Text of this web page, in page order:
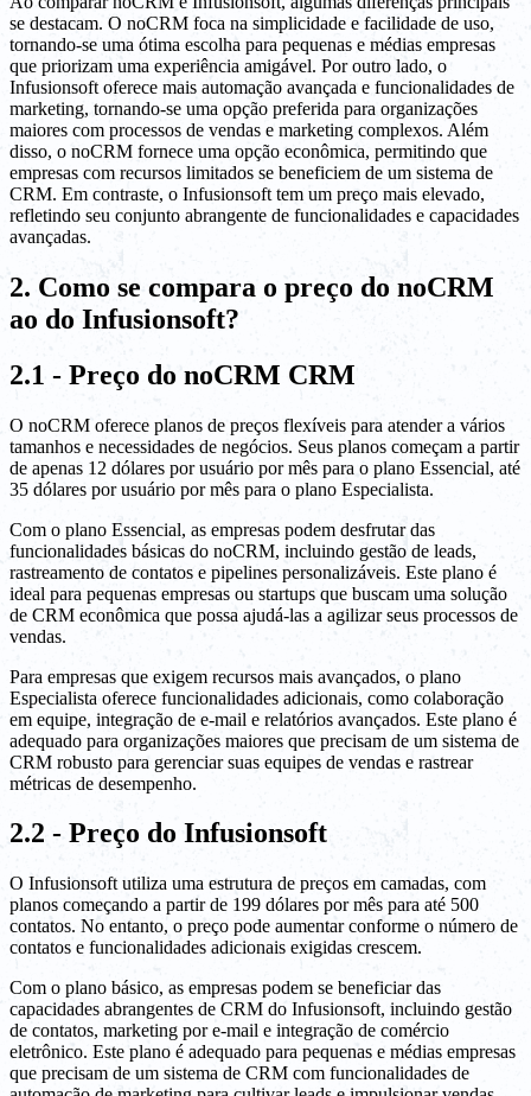
se destacam. O noCRM foca na simplicidade e facilidade de uso,
tornando-se uma ótima escolha para pequenas e médias empresas
que priorizam uma experiência amigável. Por outro lado, o
Infusionsoft oferece mais automação avançada e funcionalidades de
marketing, tornando-se uma opção preferida para organizações
maiores com processos de vendas e marketing complexos. Além
disso, o noCRM fornece uma opção econômica, permitindo que
empresas com recursos limitados se beneficiem de um sistema de
CRM. Em contraste, o Infusionsoft tem um preço mais elevado,
refletindo seu conjunto abrangente de funcionalidades e capacidades
avançadas.
2. Como se compara o preço do noCRM
ao do Infusionsoft?
2.1 - Preço do noCRM CRM
O noCRM oferece planos de preços flexíveis para atender a vários
tamanhos e necessidades de negócios. Seus planos começam a partir
de apenas 12 dólares por usuário por mês para o plano Essencial, até
35 dólares por usuário por mês para o plano Especialista.
Com o plano Essencial, as empresas podem desfrutar das
funcionalidades básicas do noCRM, incluindo gestão de leads,
rastreamento de contatos e pipelines personalizáveis. Este plano é
ideal para pequenas empresas ou startups que buscam uma solução
de CRM econômica que possa ajudá-las a agilizar seus processos de
vendas.
Para empresas que exigem recursos mais avançados, o plano
Especialista oferece funcionalidades adicionais, como colaboração
em equipe, integração de e-mail e relatórios avançados. Este plano é
adequado para organizações maiores que precisam de um sistema de
CRM robusto para gerenciar suas equipes de vendas e rastrear
métricas de desempenho.
2.2 - Preço do Infusionsoft
O Infusionsoft utiliza uma estrutura de preços em camadas, com
planos começando a partir de 199 dólares por mês para até 500
contatos. No entanto, o preço pode aumentar conforme o número de
contatos e funcionalidades adicionais exigidas crescem.
Com o plano básico, as empresas podem se beneficiar das
capacidades abrangentes de CRM do Infusionsoft, incluindo gestão
de contatos, marketing por e-mail e integração de comércio
eletrônico. Este plano é adequado para pequenas e médias empresas
que precisam de um sistema de CRM com funcionalidades de